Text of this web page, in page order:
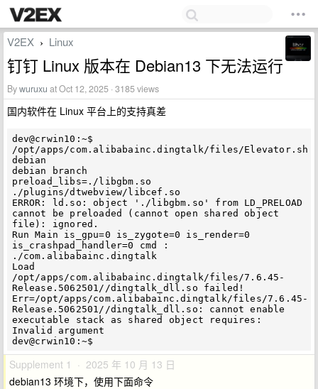
V2EX › Linux
钉钉 Linux 版本在 Debian13 下无法运行
Bywuruxu at Oct 12, 2025 · 3185 views
国内软件在 Linux 平台上的支持真差
dev@crwin10:~$
/opt/apps/com.alibabainc.dingtalk/files/Elevator.sh
debian
debian branch
preload_libs=./libgbm.so
./plugins/dtwebview/libcef.so
ERROR: ld.so: object './libgbm.so' from LD_PRELOAD
cannot be preloaded (cannot open shared object
file): ignored.
Run Main is_gpu=0 is_zygote=0 is_render=0
is_crashpad_handler=0 cmd :
./com.alibabainc.dingtalk
Load
/opt/apps/com.alibabainc.dingtalk/files/7.6.45-
Release.5062501//dingtalk_dll.so failed!
Err=/opt/apps/com.alibabainc.dingtalk/files/7.6.45-
Release.5062501//dingtalk_dll.so: cannot enable
executable stack as shared object requires:
Invalid argument
Supplement 1 · 2025 年 10 月 13 日
debian13 环境下，使用下面命令